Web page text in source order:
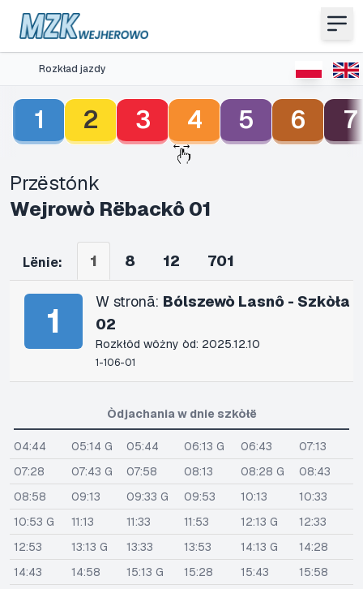
Rozkład jazdy
1 2 3 4 5 6 7
Przëstónk
Wejrowò Rëbackô 01
Lënie: 1 8 12 701
1 W stronã: Bólszewò Lasnô - Szkòła
02
Rozkłôd wôżny òd: 2025.12.10
1-106-01
Òdjachania w dnie szkòłë
04:44 05:14 G 05:44 06:13 G 06:43
07:13
07:28
07:43 G 07:58 08:13 08:28 G
08:43
08:58
09:13 09:33 G 09:53 10:13
10:33
10:53 G
11:13 11:33 11:53 12:13 G
12:33
12:53
13:13 G 13:33 13:53 14:13 G
14:28
14:43
14:58 15:13 G 15:28 15:43
15:58